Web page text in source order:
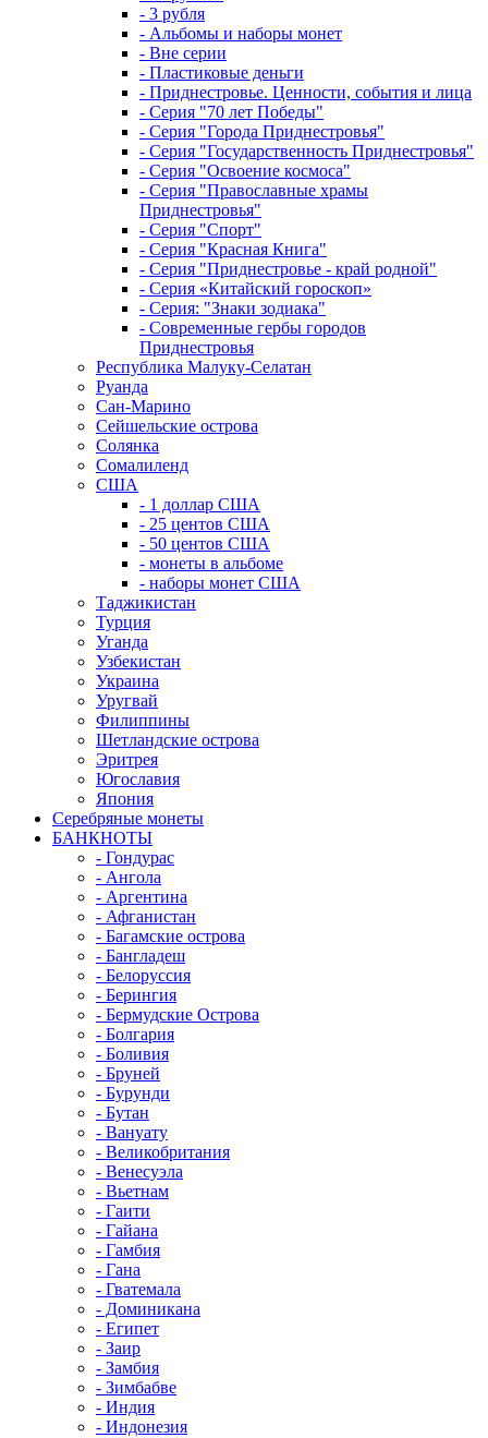
- 3 рубля
- Альбомы и наборы монет
- Вне серии
- Пластиковые деньги
- Приднестровье. Ценности, события и лица
- Серия "70 лет Победы"
- Серия "Города Приднестровья"
- Серия "Государственность Приднестровья"
- Серия "Освоение космоса"
- Серия "Православные храмы
Приднестровья"
- Серия "Спорт"
- Серия "Красная Книга"
- Серия "Приднестровье - край родной"
- Серия «Китайский гороскоп»
- Серия: "Знаки зодиака"
- Современные гербы городов
Приднестровья
Республика Малуку-Селатан
Руанда
Сан-Марино
Сейшельские острова
Солянка
Сомалиленд
США
- 1 доллар США
- 25 центов США
- 50 центов США
- монеты в альбоме
- наборы монет США
Таджикистан
Турция
Уганда
Узбекистан
Украина
Уругвай
Филиппины
Шетландские острова
Эритрея
Югославия
Япония
Серебряные монеты
БАНКНОТЫ
- Гондурас
- Ангола
- Аргентина
- Афганистан
- Багамские острова
- Бангладеш
- Белоруссия
- Берингия
- Бермудские Острова
- Болгария
- Боливия
- Бруней
- Бурунди
- Бутан
- Вануату
- Великобритания
- Венесуэла
- Вьетнам
- Гаити
- Гайана
- Гамбия
- Гана
- Гватемала
- Доминикана
- Египет
- Заир
- Замбия
- Зимбабве
- Индия
- Индонезия